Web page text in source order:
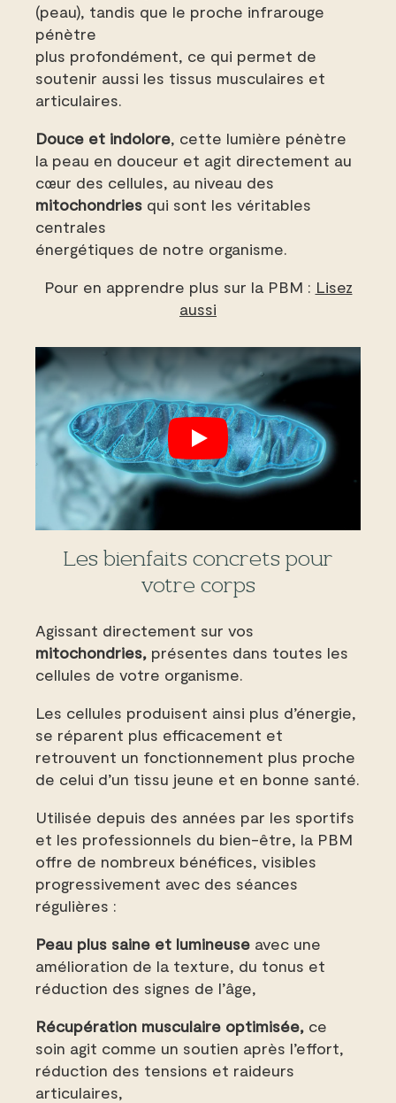
(peau), tandis que le proche infrarouge
pénètre
plus profondément, ce qui permet de
soutenir aussi les tissus musculaires et
articulaires.
Douce et indolore, cette lumière pénètre
la peau en douceur et agit directement au
cœur des cellules, au niveau des
mitochondries qui sont les véritables
centrales
énergétiques de notre organisme.
Pour en apprendre plus sur la PBM : Lisez
aussi
Play
Les bienfaits concrets pour
votre corps
Agissant directement sur vos
mitochondries, présentes dans toutes les
cellules de votre organisme.
Les cellules produisent ainsi plus d’énergie,
se réparent plus efficacement et
retrouvent un fonctionnement plus proche
de celui d’un tissu jeune et en bonne santé.
Utilisée depuis des années par les sportifs
et les professionnels du bien-être, la PBM
offre de nombreux bénéfices, visibles
progressivement avec des séances
régulières :
Peau plus saine et lumineuse avec une
amélioration de la texture, du tonus et
réduction des signes de l’âge,
Récupération musculaire optimisée, ce
soin agit comme un soutien après l’effort,
réduction des tensions et raideurs
articulaires,